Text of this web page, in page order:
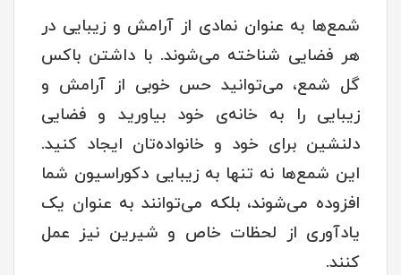
شمع‌ها به عنوان نمادی از آرامش و زیبایی در
هر فضایی شناخته می‌شوند. با داشتن باکس
گل شمع، می‌توانید حس خوبی از آرامش و
زیبایی را به خانه‌ی خود بیاورید و فضایی
دلنشین برای خود و خانواده‌تان ایجاد کنید.
این شمع‌ها نه تنها به زیبایی دکوراسیون شما
افزوده می‌شوند، بلکه می‌توانند به عنوان یک
یادآوری از لحظات خاص و شیرین نیز عمل
کنند.